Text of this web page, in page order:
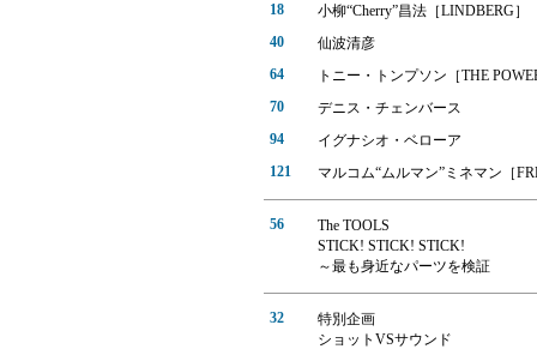
18
小柳“Cherry”昌法［LINDBERG］
40
仙波清彦
64
トニー・トンプソン［THE
70
デニス・チェンバース
94
イグナシオ・ベローア
121
マルコム“ムルマン”ミネマン［
56
The TOOLS
STICK! STICK! STICK!
～最も身近なパーツを検証
32
特別企画
ショットVSサウンド